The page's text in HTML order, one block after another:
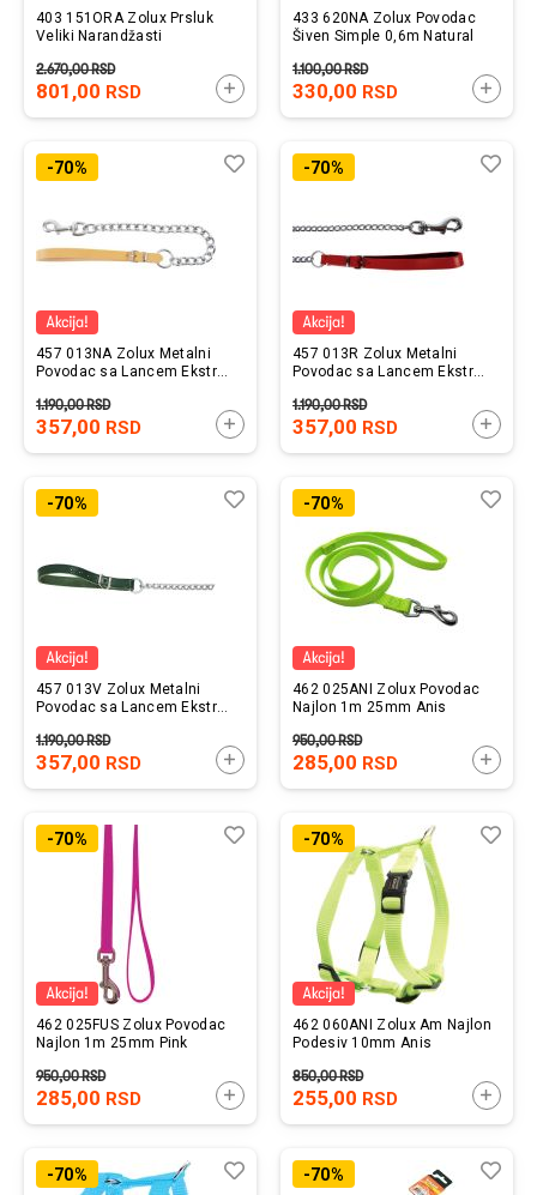
403 151ORA Zolux Prsluk
Veliki Narandžasti
801,00 RSD
2.670,00RSD
DODAJTE U KORPU
433 620NA Zolux Povodac
Šiven Simple 0,6m Natural
330,00 RSD
1.100,00RSD
-70%
457 013NA Zolux Metalni
Povodac sa Lancem Ekstra
357,00 RSD
1.190,00RSD
DODAJTE U KORPU
Lista
Uporedi-70%
457 013R Zolux Metalni
Povodac sa Lancem Ekstra
357,00 RSD
1.190,00RSD
-70%
457 013V Zolux Metalni
Povodac sa Lancem Ekstra
357,00 RSD
1.190,00RSD
DODAJTE U KORPU
Lista
Uporedi-70%
462 025ANI Zolux Povodac
Najlon 1m 25mm Anis
285,00 RSD
950,00RSD
-70%
462 025FUS Zolux Povodac
Najlon 1m 25mm Pink
285,00 RSD
950,00RSD
DODAJTE U KORPU
Lista
Uporedi-70%
462 060ANI Zolux Am Najlon
Podesiv 10mm Anis
255,00 RSD
850,00RSD
-70%
Lista
Uporedi-70%